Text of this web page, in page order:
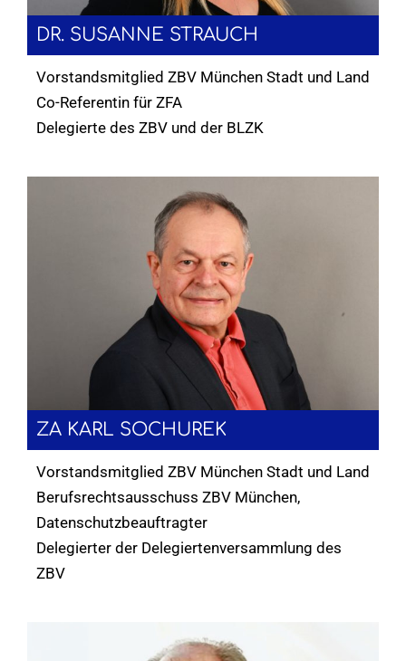
DR. SUSANNE STRAUCH
Vorstandsmitglied ZBV München Stadt und Land
Co-Referentin für ZFA
Delegierte des ZBV und der BLZK
ZA KARL SOCHUREK
Vorstandsmitglied ZBV München Stadt und Land
Berufsrechtsausschuss ZBV München,
Datenschutzbeauftragter
Delegierter der Delegiertenversammlung des
ZBV